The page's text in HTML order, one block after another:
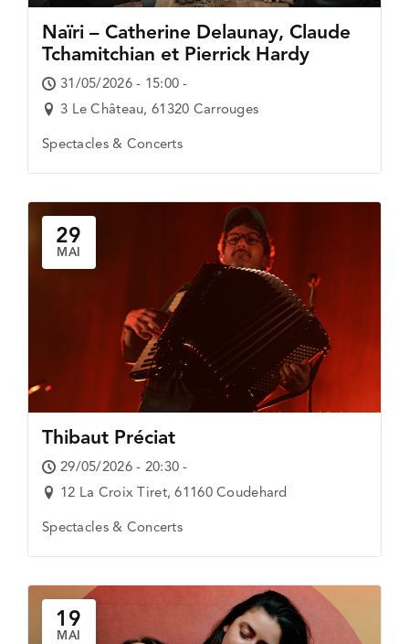
Naïri – Catherine Delaunay, Claude
Tchamitchian et Pierrick Hardy
31/05/2026 - 15:00 -
3 Le Château, 61320 Carrouges
Spectacles & Concerts
29
MAI
Thibaut Préciat
29/05/2026 - 20:30 -
12 La Croix Tiret, 61160 Coudehard
Spectacles & Concerts
19
MAI